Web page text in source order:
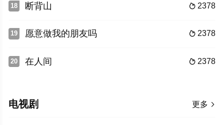
18  2378
断背山
19  2378
愿意做我的朋友吗
20  2378
在人间
更多 
电视剧